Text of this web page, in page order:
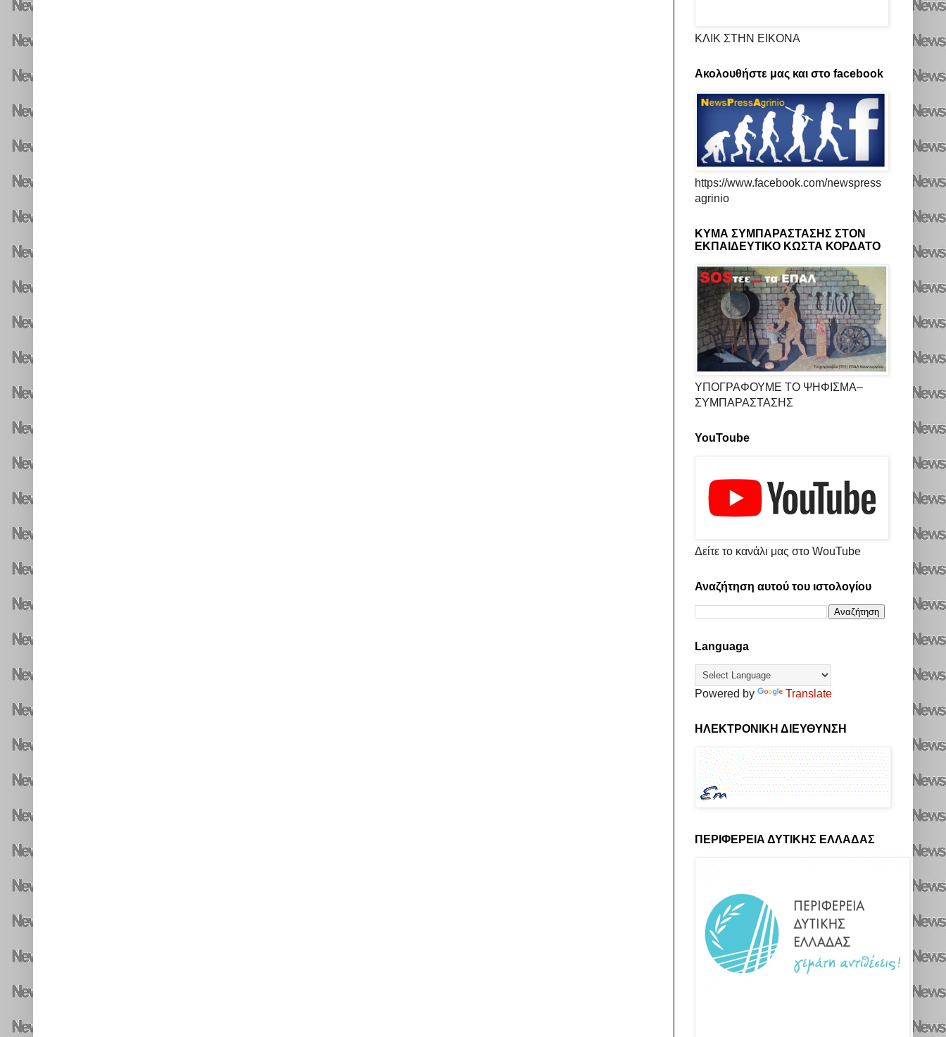
ΚΛΙΚ ΣΤΗΝ ΕΙΚΟΝΑ
Ακολουθήστε μας και στο facebook
https://www.facebook.com/newspress
agrinio
ΚΥΜΑ ΣΥΜΠΑΡΑΣΤΑΣΗΣ ΣΤΟΝ
ΕΚΠΑΙΔΕΥΤΙΚΟ ΚΩΣΤΑ ΚΟΡΔΑΤΟ
ΥΠΟΓΡΑΦΟΥΜΕ ΤΟ ΨΗΦΙΣΜΑ–
ΣΥΜΠΑΡΑΣΤΑΣΗΣ
YouToube
Δείτε το κανάλι μας στο WouTube
Αναζήτηση αυτού του ιστολογίου
Languaga
Powered by Translate
ΗΛΕΚΤΡΟΝΙΚΗ ΔΙΕΥΘΥΝΣΗ
ΠΕΡΙΦΕΡΕΙΑ ΔΥΤΙΚΗΣ ΕΛΛΑΔΑΣ